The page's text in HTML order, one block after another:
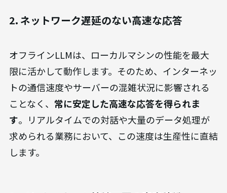
ョンのサイバーセキュリティとガバナンスのチェ
しなど、残存するリスクがゼロになるわけではな
い点には注意が必要です。
2. ネットワーク遅延のない高速な応答
オフラインLLMは、ローカルマシンの性能を最大